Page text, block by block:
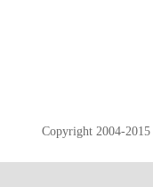
Copyright 2004-2015